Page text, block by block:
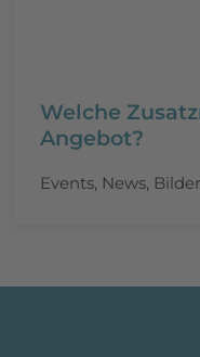
Welche
Angebot?
Events, News,